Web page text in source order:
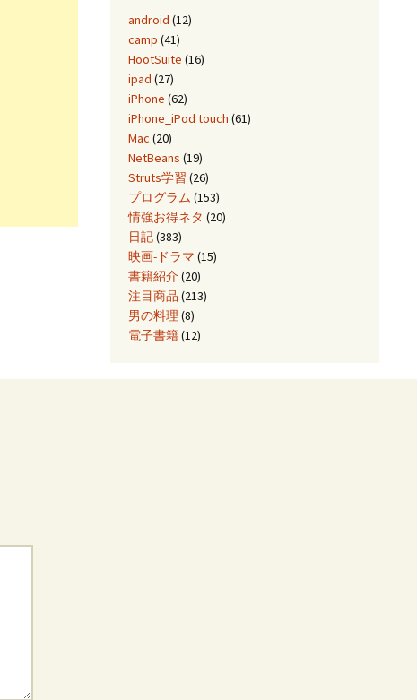
android (12)
camp (41)
HootSuite (16)
ipad (27)
iPhone (62)
iPhone_iPod touch (61)
Mac (20)
NetBeans (19)
Struts学習 (26)
プログラム (153)
情強お得ネタ (20)
日記(383)
映画-ドラマ (15)
書籍紹介(20)
注目商品 (213)
男の料理 (8)
電子書籍(12)